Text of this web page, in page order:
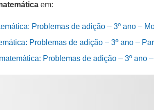
em:
Problemas de adição – 3º ano –
Problemas de adição – 3º ano –
Problemas de adição – 3º ano